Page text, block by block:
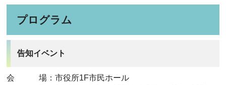
プログラム
告知イベント
会 場：市役所1F市民ホール